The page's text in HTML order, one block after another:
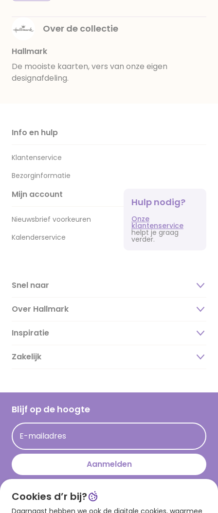
Over de collectie
Hallmark
De mooiste kaarten, vers van onze eigen
designafdeling.
Info en hulp
Klantenservice
Bezorginformatie
Mijn account
Nieuwsbrief voorkeuren
Kalenderservice
Hulp nodig?
Onze
klantenservice
helpt je graag
verder.
Snel naar
Over Hallmark
Over ons
Duurzaamheid
Hallmark Kaartclub
Acties
Persberichten
Hallmark en Kinderpostzegels
Inspiratie
Magazine
Cadeau inspiratie
Kaartinspiratie
Zakelijk
Blijf op de hoogte
E-mailadres
Aanmelden
Download onze app
Cookies d’r bij?
Daarnaast hebben we ook de digitale cookies, waarmee